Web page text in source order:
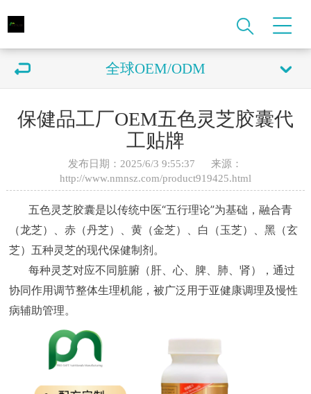
全球OEM/ODM
保健品工厂OEM五色灵芝胶囊代
工贴牌
发布日期：2025/6/3 9:55:37 来源：
http://www.nmnsz.com/product919425.html
五色灵芝胶囊是以传统中医“五行理论”为基础，融合青
（龙芝）、赤（丹芝）、黄（金芝）、白（玉芝）、黑（玄
芝）五种灵芝的现代保健制剂。
每种灵芝对应不同脏腑（肝、心、脾、肺、肾），通过
协同作用调节整体生理机能，被广泛用于亚健康调理及慢性
病辅助管理。